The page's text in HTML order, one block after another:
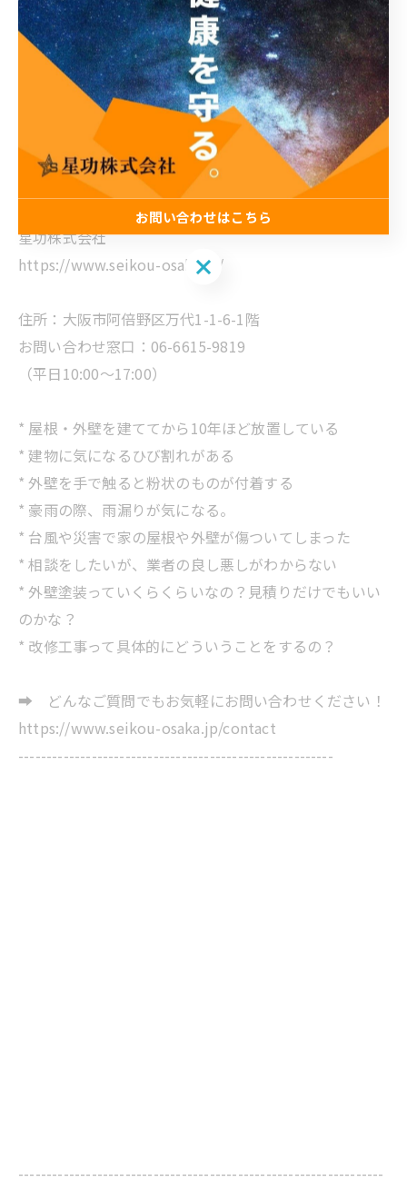
施工・管理・保証まで一貫体制で行う
（直接職人さんへ）依頼できるお店なんです。
無駄なマージンを無くし品質・保証・アフターメンテナ
ンスまで充実した星功に依頼してみませんか？
--------------------------------------------------------
大阪市の外壁改修工事・外壁屋根塗装・防水・板金
星功株式会社
https://www.seikou-osaka.jp/
住所：大阪市阿倍野区万代1-1-6-1階
お問い合わせ窓口：06-6615-9819
（平日10:00～17:00）
* 屋根・外壁を建ててから10年ほど放置している
* 建物に気になるひび割れがある
* 外壁を手で触ると粉状のものが付着する
* 豪雨の際、雨漏りが気になる。
* 台風や災害で家の屋根や外壁が傷ついてしまった
* 相談をしたいが、業者の良し悪しがわからない
* 外壁塗装っていくらくらいなの？見積りだけでもいい
のかな？
* 改修工事って具体的にどういうことをするの？
➡ どんなご質問でもお気軽にお問い合わせください！
https://www.seikou-osaka.jp/contact
--------------------------------------------------------
-----------------------------------------------------------------
お問い合わせはこちら
お問い合わせはこちら